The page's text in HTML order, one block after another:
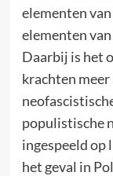
elementen
elementen
Daarbij is het
krachten
populistische
ingespeeld
het geval in